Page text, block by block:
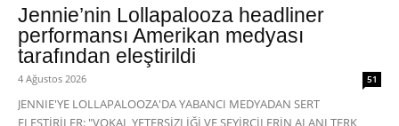
Jennie’nin Lollapalooza headliner
performansı Amerikan medyası
tarafından eleştirildi
4 Ağustos 2026 51
JENNIE'YE LOLLAPALOOZA'DA YABANCI MEDYADAN SERT
ELEŞTİRİLER: "VOKAL YETERSİZLİĞİ VE SEYİRCİLERİN ALANI TERK